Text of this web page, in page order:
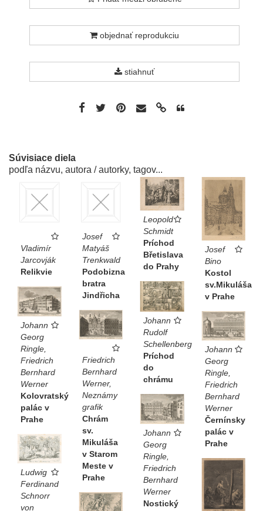
1858
in Salzburg.
dole vľav´o Gesetzlichen Schutz
objednať reprodukciu
stiahnuť
Súvisiace diela
podľa názvu, autora / autorky, tagov...
Vladimír
Jarcovják
Relikvie
Josef
Matyáš
Trenkwald
Podobizna
bratra
Jindřicha
Leopold
Schmidt
Príchod
Břetislava
do Prahy
Josef
Bino
Kostol
sv.Mikuláša
v Prahe
Johann
Rudolf
Schellenberg
Príchod
do
chrámu
Johann
Georg
Ringle,
Friedrich
Bernhard
Werner
Kolovratský
palác v
Prahe
Friedrich
Bernhard
Werner,
Neznámy
grafik
Chrám
sv.
Mikuláša
v Starom
Meste v
Prahe
Johann
Georg
Ringle,
Friedrich
Bernhard
Werner
Černínsky
palác v
Prahe
Johann
Georg
Ringle,
Friedrich
Bernhard
Werner
Nostický
Ludwig
Ferdinand
Schnorr
von